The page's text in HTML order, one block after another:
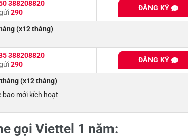
388208820
290
ĐĂNG KÝ
(x12 tháng)
388208820
290
ĐĂNG KÝ
(x12 tháng)
bao mới kích hoạt
gọi Viettel 1 năm: